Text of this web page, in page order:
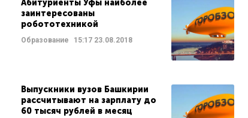
Абитуриенты Уфы наиболее
заинтересованы
робототехникой
Образование 15:1723.08.2018
Выпускники вузов Башкирии
рассчитывают на зарплату до
60 тысяч рублей в месяц